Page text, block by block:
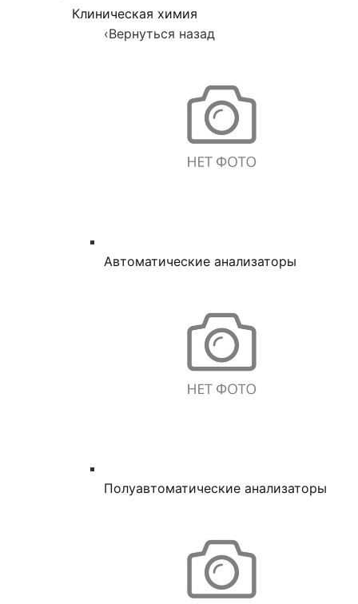
Клиническая химия
‹Вернуться назад
Автоматические анализаторы
Полуавтоматические анализаторы